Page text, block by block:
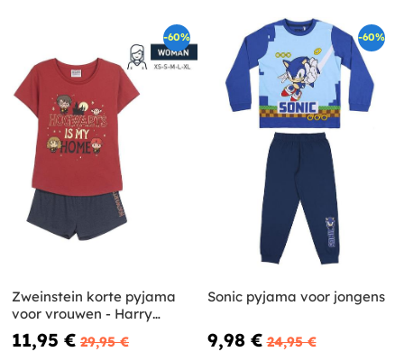
-60%
Zweinstein korte pyjama
voor vrouwen - Harry
Potter
11,95 € 29,95 €
-60%
Sonic pyjama voor jongens
9,98 € 24,95 €